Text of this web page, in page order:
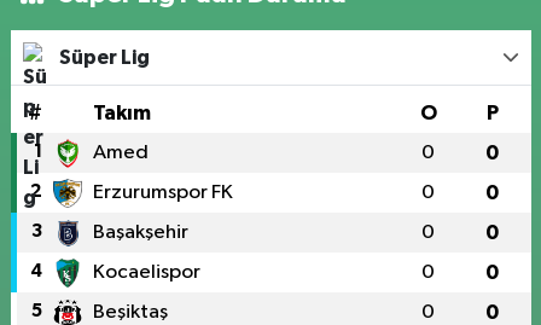
Süper Lig
# Takım O P
1 Amed 0 0
2 Erzurumspor FK 0 0
3 Başakşehir 0 0
4 Kocaelispor 0 0
5 Beşiktaş 0 0